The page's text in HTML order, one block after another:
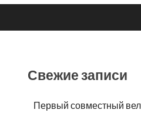
Свежие записи
Первый совместный